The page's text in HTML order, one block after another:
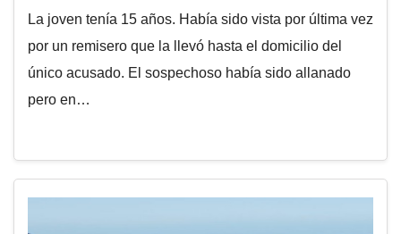
La joven tenía 15 años. Había sido vista por última vez
por un remisero que la llevó hasta el domicilio del
único acusado. El sospechoso había sido allanado
pero en…